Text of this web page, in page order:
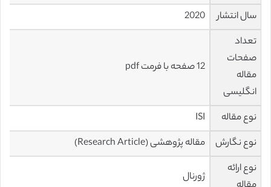
سال انتشار
2020
تعداد
صفحات
مقاله
انگلیسی
12 صفحه با فرمت pdf
نوع مقاله
ISI
نوع نگارش
مقاله پژوهشی (Research Article)
نوع ارائه
ژورنال